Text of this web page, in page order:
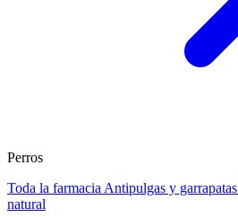
Perros
Toda la farmacia Antipulgas y garrapatas
natural